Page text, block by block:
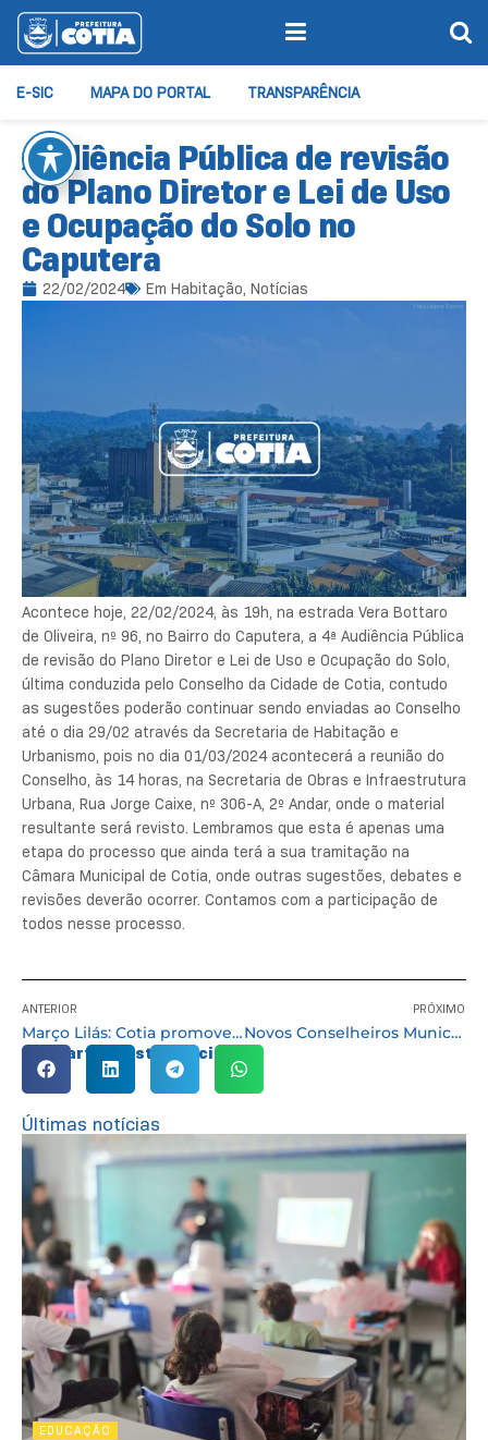
E-SIC MAPA DO PORTAL TRANSPARÊNCIA
Audiência Pública de revisão
do Plano Diretor e Lei de Uso
e Ocupação do Solo no
Caputera
22/02/2024 Em Habitação, Notícias
Acontece hoje, 22/02/2024, às 19h, na estrada Vera Bottaro
de Oliveira, nº 96, no Bairro do Caputera, a 4ª Audiência Pública
de revisão do Plano Diretor e Lei de Uso e Ocupação do Solo,
última conduzida pelo Conselho da Cidade de Cotia, contudo
as sugestões poderão continuar sendo enviadas ao Conselho
até o dia 29/02 através da Secretaria de Habitação e
Urbanismo, pois no dia 01/03/2024 acontecerá a reunião do
Conselho, às 14 horas, na Secretaria de Obras e Infraestrutura
Urbana, Rua Jorge Caixe, nº 306-A, 2º Andar, onde o material
resultante será revisto. Lembramos que esta é apenas uma
etapa do processo que ainda terá a sua tramitação na
Câmara Municipal de Cotia, onde outras sugestões, debates e
revisões deverão ocorrer. Contamos com a participação de
todos nesse processo.
ANTERIOR
Março Lilás: Cotia promove ações educativas sobre a saúde da mulher
PRÓXIMO
Novos Conselheiros Municipais do Meio Ambiente e Agropecuária de Cotia tomaram posse
Compartilhe esta notícia:
Últimas notícias
EDUCAÇÃO